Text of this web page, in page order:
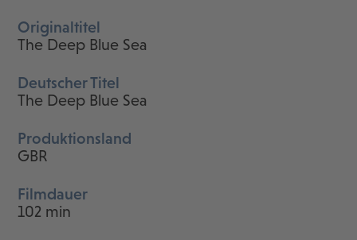
Originaltitel
The Deep Blue Sea
Deutscher Titel
The Deep Blue Sea
Produktionsland
GBR
Filmdauer
102 min